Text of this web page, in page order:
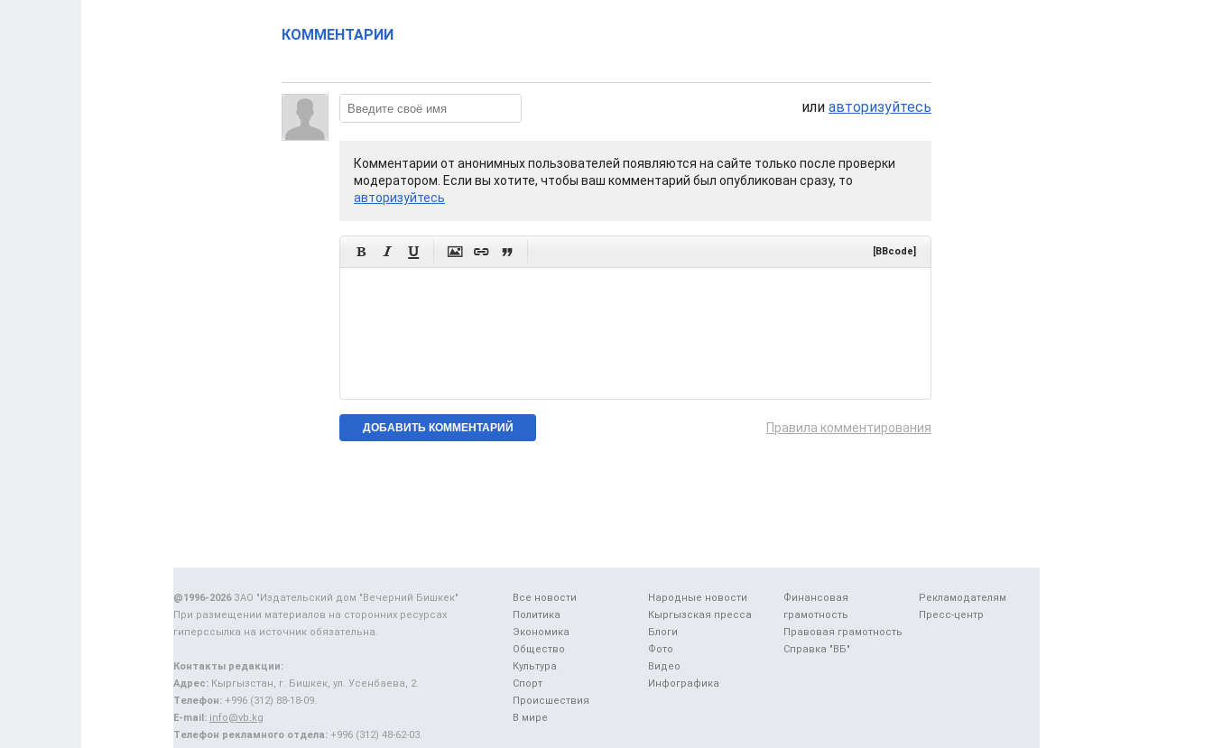
КОММЕНТАРИИ
или авторизуйтесь
Комментарии от анонимных пользователей появляются на сайте только после проверки
модератором. Если вы хотите, чтобы ваш комментарий был опубликован сразу, то
авторизуйтесь
      [BBcode]
Правила комментирования
Все новости
Политика
Экономика
Общество
Культура
Спорт
Происшествия
В мире
Народные новости
Кыргызская пресса
Блоги
Фото
Видео
Инфографика
Финансовая
грамотность
Правовая грамотность
Справка "ВБ"
Рекламодателям
Пресс-центр
@1996-2026ЗАО "Издательский дом "Вечерний Бишкек"
При размещении материалов на сторонних ресурсах
гиперссылка на источник обязательна.
Контакты редакции:
Адрес: Кыргызстан, г. Бишкек, ул. Усенбаева, 2.
Телефон: +996 (312) 88-18-09.
E-mail: info@vb.kg
Телефон рекламного отдела: +996 (312) 48-62-03.